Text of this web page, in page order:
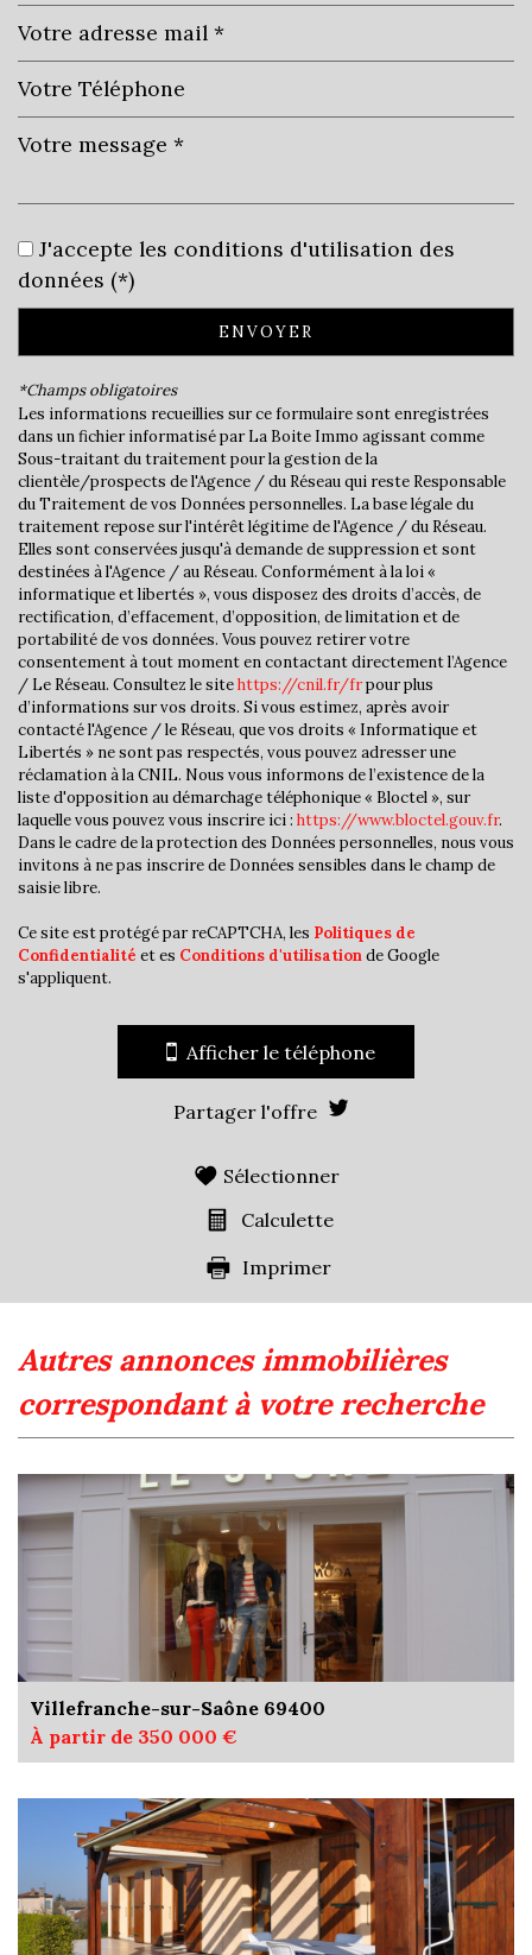
École maternelle
École primaire
Bibliothèque
Bureau de poste
Mairie
statistiques
Nombre d'habitants
6 874
Propriétaires (vs. locataires)
59,06 %
Taxe habitation
12,65 %
Taxe foncière
21,21 %
Habitants de moins de 25 ans
22,81 %
Habitants de 25 à 55 ans
38,95 %
Habitants de plus de 55 ans
38,24 %
Nombre d'enfants par famille
0,69
Familles sans enfant
Familles avec 1 ou 2 enfants
Maisons
52,67 %
Familles avec 3 enfants
J'accepte les conditions d'utilisation des
données (*)
ENVOYER
*Champs obligatoires
Les informations recueillies sur ce formulaire sont enregistrées
dans un fichier informatisé par La Boite Immo agissant comme
Sous-traitant du traitement pour la gestion de la
clientèle/prospects de l'Agence / du Réseau qui reste Responsable
du Traitement de vos Données personnelles. La base légale du
traitement repose sur l'intérêt légitime de l'Agence / du Réseau.
Elles sont conservées jusqu'à demande de suppression et sont
destinées à l'Agence / au Réseau. Conformément à la loi «
informatique et libertés », vous disposez des droits d’accès, de
rectification, d’effacement, d’opposition, de limitation et de
portabilité de vos données. Vous pouvez retirer votre
consentement à tout moment en contactant directement l’Agence
/ Le Réseau. Consultez le sitehttps://cnil.fr/frpour plus
d’informations sur vos droits. Si vous estimez, après avoir
contacté l'Agence / le Réseau, que vos droits « Informatique et
Libertés » ne sont pas respectés, vous pouvez adresser une
réclamation à la CNIL. Nous vous informons de l’existence de la
liste d'opposition au démarchage téléphonique « Bloctel », sur
laquelle vous pouvez vous inscrire ici : https://www.bloctel.gouv.fr.
Dans le cadre de la protection des Données personnelles, nous vous
invitons à ne pas inscrire de Données sensibles dans le champ de
saisie libre.
Ce site est protégé par reCAPTCHA, les Politiques de
Confidentialité et es Conditions d'utilisationde Google
s'appliquent.
Afficher le téléphone
Partager l'offre
Sélectionner
Calculette
Imprimer
autres annonces immobilières
correspondant à votre recherche
Villefranche-sur-Saône 69400
À partir de 350 000 €